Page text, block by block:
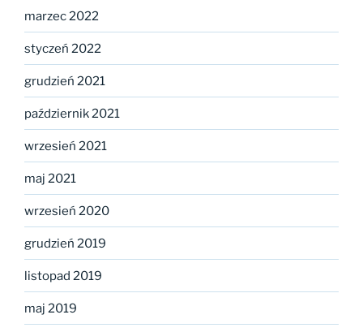
marzec 2022
styczeń 2022
grudzień 2021
październik 2021
wrzesień 2021
maj 2021
wrzesień 2020
grudzień 2019
listopad 2019
maj 2019